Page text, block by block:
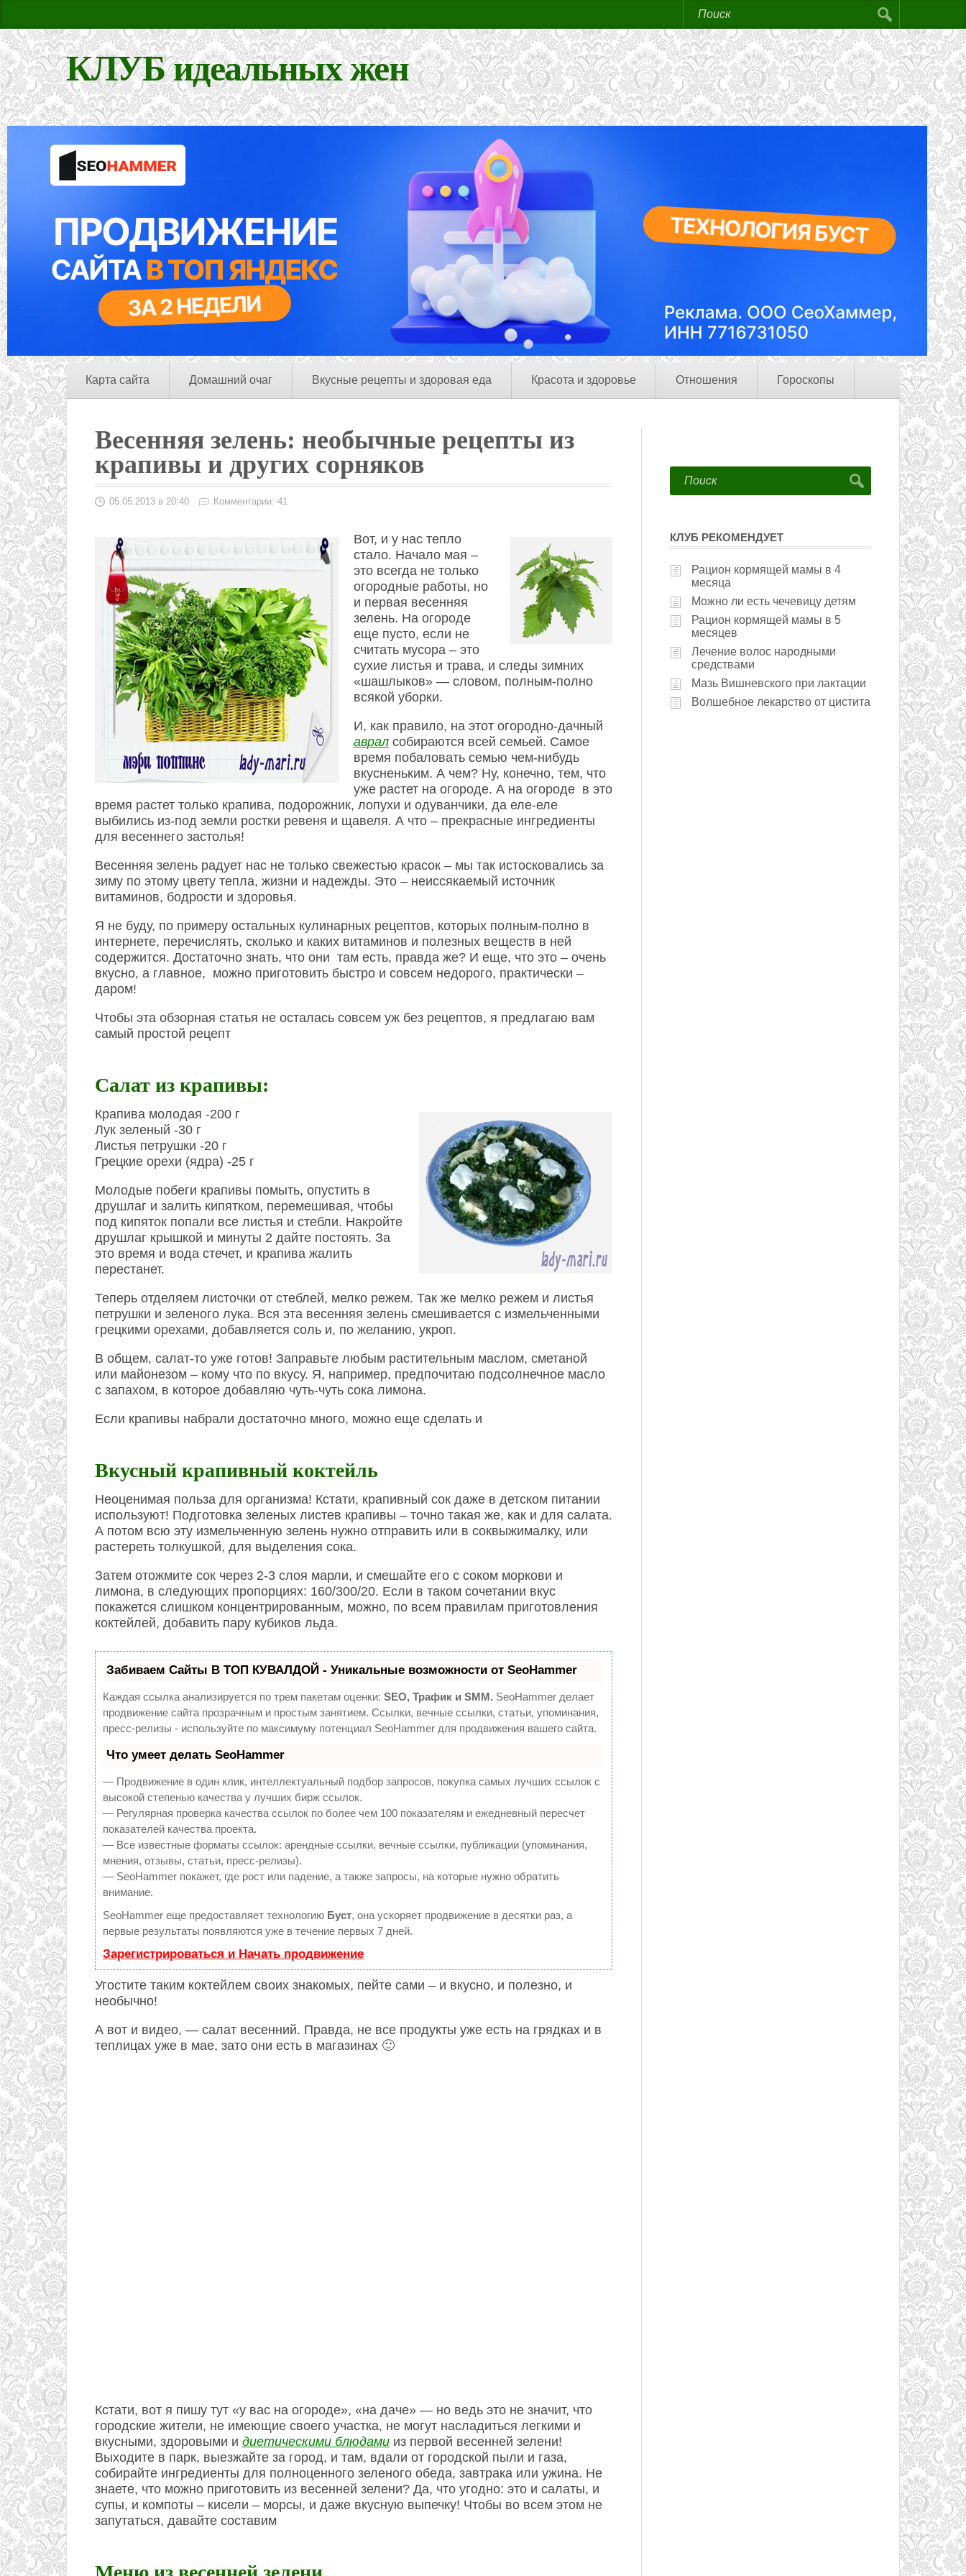
КЛУБ идеальных жен
Карта сайта Домашний очаг Вкусные рецепты и здоровая еда Красота и здоровье Отношения Гороскопы
Весенняя зелень: необычные рецепты из
крапивы и других сорняков
05.05.2013 в 20:40 Комментарии: 41
Вот, и у нас тепло
стало. Начало мая –
это всегда не только
огородные работы, но
и первая весенняя
зелень. На огороде
еще пусто, если не
считать мусора – это
сухие листья и трава, и следы зимних
«шашлыков» — словом, полным-полно
всякой уборки.
И, как правило, на этот огородно-дачный
аврал собираются всей семьей. Самое
время побаловать семью чем-нибудь
вкусненьким. А чем? Ну, конечно, тем, что
уже растет на огороде. А на огороде в это
время растет только крапива, подорожник, лопухи и одуванчики, да еле-еле
выбились из-под земли ростки ревеня и щавеля. А что – прекрасные ингредиенты
для весеннего застолья!
Весенняя зелень радует нас не только свежестью красок – мы так истосковались за
зиму по этому цвету тепла, жизни и надежды. Это – неиссякаемый источник
витаминов, бодрости и здоровья.
Я не буду, по примеру остальных кулинарных рецептов, которых полным-полно в
интернете, перечислять, сколько и каких витаминов и полезных веществ в ней
содержится. Достаточно знать, что они там есть, правда же? И еще, что это – очень
вкусно, а главное, можно приготовить быстро и совсем недорого, практически –
даром!
Чтобы эта обзорная статья не осталась совсем уж без рецептов, я предлагаю вам
самый простой рецепт
Салат из крапивы:
Крапива молодая -200 г
Лук зеленый -30 г
Листья петрушки -20 г
Грецкие орехи (ядра) -25 г
Молодые побеги крапивы помыть, опустить в
друшлаг и залить кипятком, перемешивая, чтобы
под кипяток попали все листья и стебли. Накройте
друшлаг крышкой и минуты 2 дайте постоять. За
это время и вода стечет, и крапива жалить
перестанет.
Теперь отделяем листочки от стеблей, мелко режем. Так же мелко режем и листья
петрушки и зеленого лука. Вся эта весенняя зелень смешивается с измельченными
грецкими орехами, добавляется соль и, по желанию, укроп.
В общем, салат-то уже готов! Заправьте любым растительным маслом, сметаной
или майонезом – кому что по вкусу. Я, например, предпочитаю подсолнечное масло
с запахом, в которое добавляю чуть-чуть сока лимона.
Если крапивы набрали достаточно много, можно еще сделать и
Вкусный крапивный коктейль
Неоценимая польза для организма! Кстати, крапивный сок даже в детском питании
используют! Подготовка зеленых листев крапивы – точно такая же, как и для салата.
А потом всю эту измельченную зелень нужно отправить или в соквыжималку, или
растереть толкушкой, для выделения сока.
Затем отожмите сок через 2-3 слоя марли, и смешайте его с соком моркови и
лимона, в следующих пропорциях: 160/300/20. Если в таком сочетании вкус
покажется слишком концентрированным, можно, по всем правилам приготовления
коктейлей, добавить пару кубиков льда.
Забиваем Сайты В ТОП КУВАЛДОЙ - Уникальные возможности от SeoHammer
Каждая ссылка анализируется по трем пакетам оценки: SEO, Трафик и SMM. SeoHammer делает
продвижение сайта прозрачным и простым занятием. Ссылки, вечные ссылки, статьи, упоминания,
пресс-релизы - используйте по максимуму потенциал SeoHammer для продвижения вашего сайта.
Что умеет делать SeoHammer
— Продвижение в один клик, интеллектуальный подбор запросов, покупка самых лучших ссылок с
высокой степенью качества у лучших бирж ссылок.
— Регулярная проверка качества ссылок по более чем 100 показателям и ежедневный пересчет
показателей качества проекта.
— Все известные форматы ссылок: арендные ссылки, вечные ссылки, публикации (упоминания,
мнения, отзывы, статьи, пресс-релизы).
— SeoHammer покажет, где рост или падение, а также запросы, на которые нужно обратить
внимание.
SeoHammer еще предоставляет технологию Буст, она ускоряет продвижение в десятки раз, а
первые результаты появляются уже в течение первых 7 дней.
Зарегистрироваться и Начать продвижение
Угостите таким коктейлем своих знакомых, пейте сами – и вкусно, и полезно, и
необычно!
А вот и видео, — салат весенний. Правда, не все продукты уже есть на грядках и в
теплицах уже в мае, зато они есть в магазинах 🙂
Кстати, вот я пишу тут «у вас на огороде», «на даче» — но ведь это не значит, что
городские жители, не имеющие своего участка, не могут насладиться легкими и
вкусными, здоровыми и диетическими блюдами из первой весенней зелени!
Выходите в парк, выезжайте за город, и там, вдали от городской пыли и газа,
собирайте ингредиенты для полноценного зеленого обеда, завтрака или ужина. Не
знаете, что можно приготовить из весенней зелени? Да, что угодно: это и салаты, и
супы, и компоты – кисели – морсы, и даже вкусную выпечку! Чтобы во всем этом не
запутаться, давайте составим
КЛУБ РЕКОМЕНДУЕТ
Рацион кормящей мамы в 4
месяца
Можно ли есть чечевицу детям
Рацион кормящей мамы в 5
месяцев
Лечение волос народными
средствами
Мазь Вишневского при лактации
Волшебное лекарство от цистита